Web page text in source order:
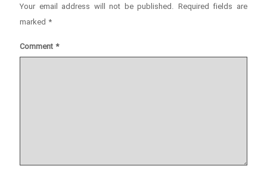
Your email address will not be published. Required fields are
marked *
Comment*